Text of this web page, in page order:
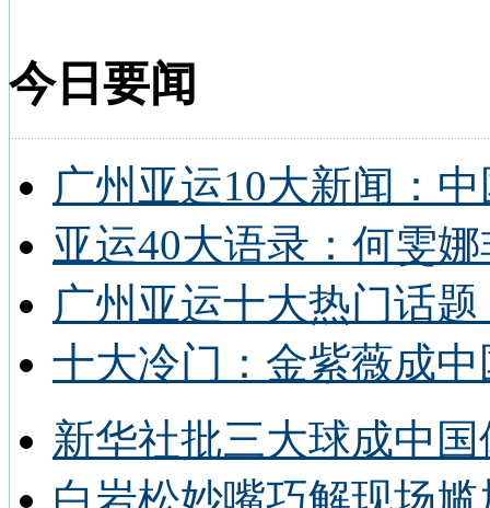
今日要闻
广州亚运10大新闻：
亚运40大语录：何雯
广州亚运十大热门话
十大冷门：金紫薇成
新华社批三大球成中
白岩松妙嘴巧解现场